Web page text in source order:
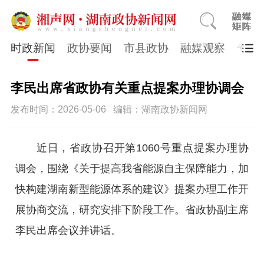
时政新闻 政协要闻 市县政协 融媒观察 专题
李民出席省政协有关重点提案办理协调会
发布时间：2026-05-06 编辑：湖南政协新闻网
近日，省政协召开第1060号重点提案办理协
调会，围绕《关于提高我省能源自主保障能力，加
快构建湖南新型能源体系的建议》提案办理工作开
展协商交流，研究安排下阶段工作。省政协副主席
李民出席会议并讲话。